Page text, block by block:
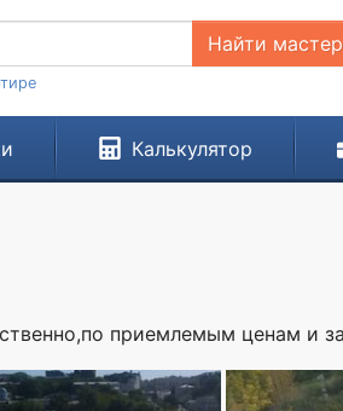
Найти
Калькулятор
приемлемым ценам и